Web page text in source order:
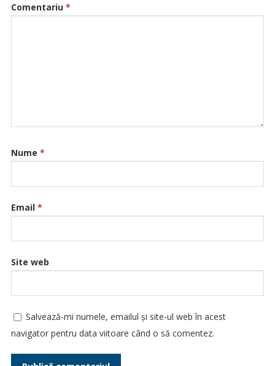
Comentariu *
Nume *
Email *
Site web
Salvează-mi numele, emailul și site-ul web în acest
navigator pentru data viitoare când o să comentez.